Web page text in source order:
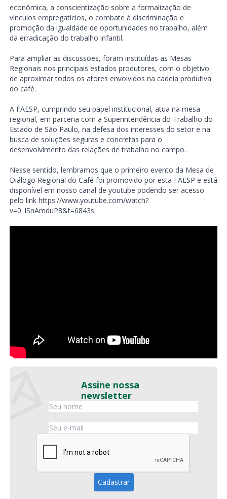
econômica, a conscientização sobre a formalização de
vínculos empregatícios, o combate à discriminação e
promoção da igualdade de oportunidades no trabalho, além
da erradicação do trabalho infantil.
Para ampliar as discussões, foram instituídas as Mesas
Regionais nos principais estados produtores, com o objetivo
de aproximar todos os atores envolvidos na cadeia produtiva
do café.
A FAESP, cumprindo seu papel institucional, atua na mesa
regional, em parceria com a Superintendência do Trabalho do
Estado de São Paulo, na defesa dos interesses do setor e na
busca de soluções seguras e concretas para o
desenvolvimento das relações de trabalho no campo.
Nesse sentido, lembramos que o primeiro evento da Mesa de
Diálogo Regional do Café foi promovido por esta FAESP e está
disponível em nosso canal de youtube podendo ser acesso
pelo link https://www.youtube.com/watch?
v=0_ISnAmduP8&t=6843s
Assine nossa
newsletter